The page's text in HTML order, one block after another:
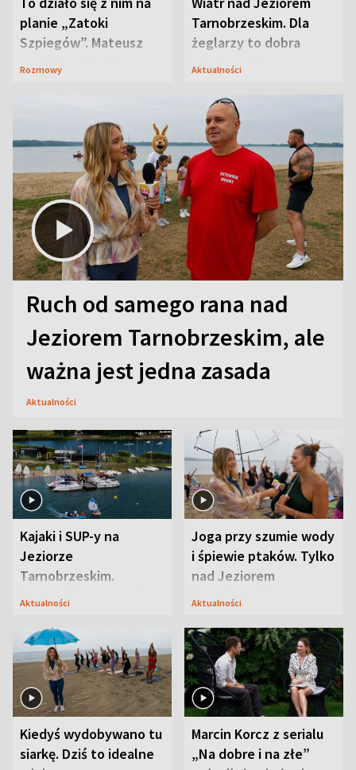
planie „Zatoki
Szpiegów”. Mateusz
Janicki odsłonił
Rozmowy
Tarnobrzeskim. Dla
żeglarzy to dobra
wiadomość
Aktualności
Ruch od samego rana nad
Jeziorem Tarnobrzeskim, ale
ważna jest jedna zasada
Aktualności
Kajaki i SUP-y na
Jeziorze
Tarnobrzeskim.
Przyrodnicy zwracają
Aktualności
Joga przy szumie wody
i śpiewie ptaków. Tylko
nad Jeziorem
Tarnobrzeskim
Aktualności
Kiedyś wydobywano tu
siarkę. Dziś to idealne
Marcin Korcz z serialu
„Na dobre i na złe”